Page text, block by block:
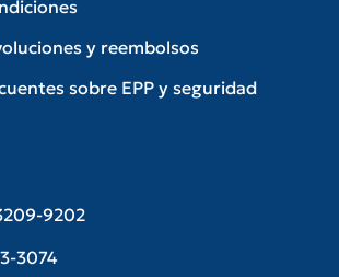
y reembolsos
sobre EPP y seguridad
9202
3074